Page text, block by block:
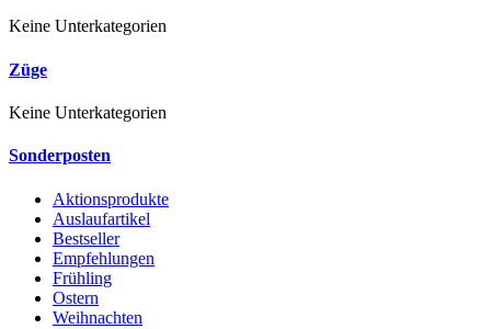
Keine Unterkategorien
Züge
Keine Unterkategorien
Sonderposten
Aktionsprodukte
Auslaufartikel
Bestseller
Empfehlungen
Frühling
Ostern
Weihnachten